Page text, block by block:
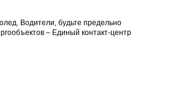
Водители, будьте предельно
– Единый контакт-центр